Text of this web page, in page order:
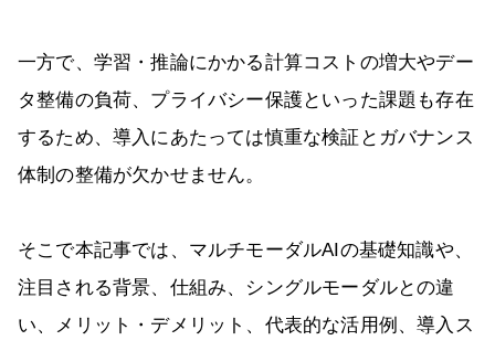
一方で、学習・推論にかかる計算コストの増大やデー
タ整備の負荷、プライバシー保護といった課題も存在
するため、導入にあたっては慎重な検証とガバナンス
体制の整備が欠かせません。
そこで本記事では、マルチモーダルAIの基礎知識や、
注目される背景、仕組み、シングルモーダルとの違
い、メリット・デメリット、代表的な活用例、導入ス